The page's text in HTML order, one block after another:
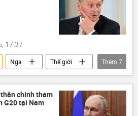
17:37
Nga
Thế giới
G20
Kremlin
G20
Thêm 7
chinh tham
G20 tại Nam